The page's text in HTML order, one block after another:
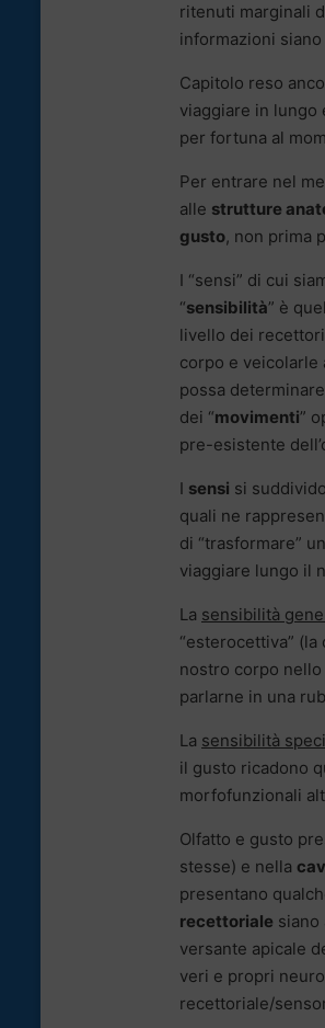
ritenuti marginali
informazioni
Capitolo reso
viaggiare in lungo
per fortuna al
Per entrare nel
alle strutture
gusto, non prima
I “sensi” di cui
“sensibilità” è
livello dei
corpo e veicolarle
possa
dei “movimenti”
pre-esistente
I sensi si
quali ne
di “trasformare”
viaggiare lungo il
La sensibilità
“esterocettiva”
nostro corpo
parlarne in una
La sensibilità
il gusto ricadono
morfofunzionali
Olfatto e gusto
stesse) e nella
presentano
recettoriale siano
versante apicale
veri e propri
recettoriale/